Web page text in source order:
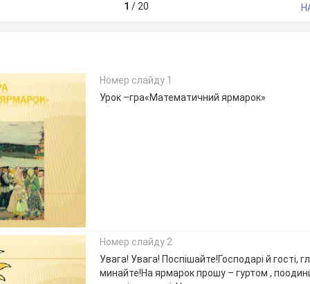
1 / 20
Номер слайду 1
Урок –гра«Математичний ярмарок»
Номер слайду 2
Увага! Увага! Поспішайте!Господарі й гості,
минайте!На ярмарок прошу – гуртом ,